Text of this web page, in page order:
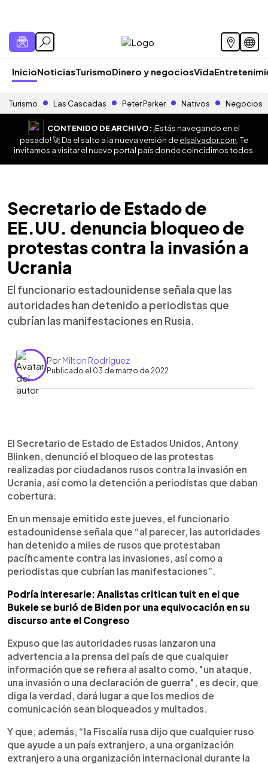
InicioNoticiasTurismoDinero y negociosVida
Turismo Las Cascadas Peter Parker Nativos Negocios
CONTENIDO DE ARCHIVO:¡Estás navegando en el
pasado! 🚀 Da el salto a la nueva versión deelsalvador.com . Te
invitamos a visitar el nuevo portal país donde coincidimos todos.
Secretario de Estado de
EE.UU. denuncia bloqueo de
protestas contra la invasión a
Ucrania
El funcionario estadounidense señala que las
autoridades han detenido a periodistas que
cubrían las manifestaciones en Rusia.
PorMilton Rodríguez
Publicado el 03 de marzo de 2022
Escuchar artículo
El Secretario de Estado de Estados Unidos, Antony
Blinken, denunció el bloqueo de las protestas
realizadas por ciudadanos rusos contra la invasión en
Ucrania, así como la detención a periodistas que daban
cobertura.
En un mensaje emitido este jueves, el funcionario
estadounidense señala que “al parecer, las autoridades
han detenido a miles de rusos que protestaban
pacíficamente contra las invasiones, así como a
periodistas que cubrían las manifestaciones”.
Podría interesarle: Analistas critican tuit en el que
Bukele se burló de Biden por una equivocación en su
discurso ante el Congreso
Expuso que las autoridades rusas lanzaron una
advertencia a la prensa del país de que cualquier
información que se refiera al asalto como, "un ataque,
una invasión o una declaración de guerra", es decir, que
diga la verdad, dará lugar a que los medios de
comunicación sean bloqueados y multados.
Y que, además, “la Fiscalía rusa dijo que cualquier ruso
que ayude a un país extranjero, a una organización
extranjero a una organización internacional durante la